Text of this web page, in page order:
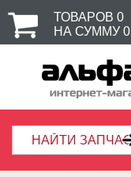
ТОВАРОВ 0
НА СУММУ 0